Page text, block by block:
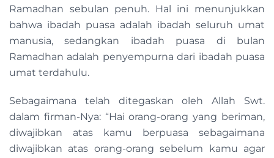
Ramadhan sebulan penuh. Hal ini menunjukkan
bahwa ibadah puasa adalah ibadah seluruh umat
manusia, sedangkan ibadah puasa di bulan
Ramadhan adalah penyempurna dari ibadah puasa
umat terdahulu.
Sebagaimana telah ditegaskan oleh Allah Swt.
dalam firman-Nya: “Hai orang-orang yang beriman,
diwajibkan atas kamu berpuasa sebagaimana
diwajibkan atas orang-orang sebelum kamu agar